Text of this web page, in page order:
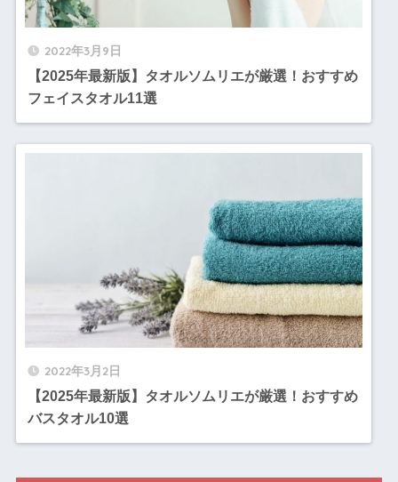
2022年3月9日
【2025年最新版】タオルソムリエが厳選！おすすめ
フェイスタオル11選
2022年3月2日
【2025年最新版】タオルソムリエが厳選！おすすめ
バスタオル10選